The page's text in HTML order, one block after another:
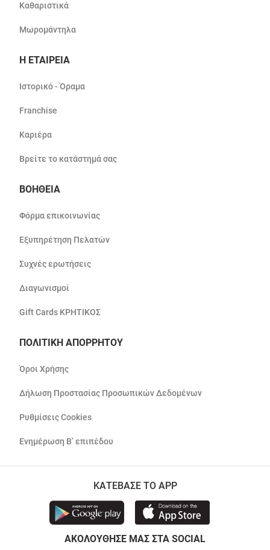
Καθαριστικά
Μωρομάντηλα
Η ΕΤΑΙΡΕΙΑ
Ιστορικό - Όραμα
Franchise
Καριέρα
Βρείτε το κατάστημά σας
ΒΟΗΘΕΙΑ
Φόρμα επικοινωνίας
Εξυπηρέτηση Πελατών
Συχνές ερωτήσεις
Διαγωνισμοί
Gift Cards ΚΡΗΤΙΚΟΣ
ΠΟΛΙΤΙΚΗ ΑΠΟΡΡΗΤΟΥ
Όροι Χρήσης
Δήλωση Προστασίας Προσωπικών Δεδομένων
Ρυθμίσεις Cookies
Ενημέρωση Β’ επιπέδου
ΚΑΤΕΒΑΣΕ ΤΟ APP
ΑΚΟΛΟΥΘΗΣΕ ΜΑΣ ΣΤΑ SOCIAL